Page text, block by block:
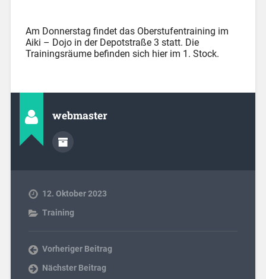
Am Donnerstag findet das Oberstufentraining im
Aiki – Dojo in der Depotstraße 3 statt. Die
Trainingsräume befinden sich hier im 1. Stock.
webmaster
12. Oktober 2023
Training
Vorheriger Beitrag
Nächster Beitrag